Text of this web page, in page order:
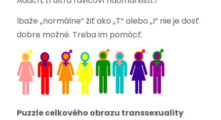
Ibaže „normálne“ žiť ako „T“ alebo „I“ nie je dosť
dobre možné. Treba im pomôcť.
Puzzle celkového obrazu transsexuality